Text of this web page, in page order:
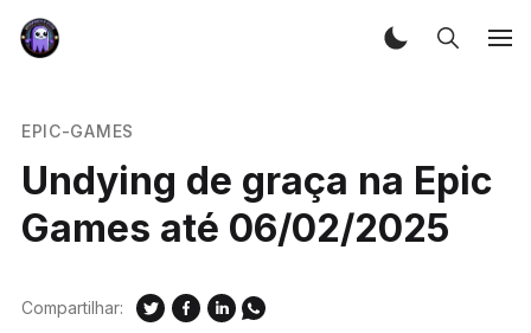
EPIC-GAMES
Undying de graça na Epic
Games até 06/02/2025
Compartilhar: